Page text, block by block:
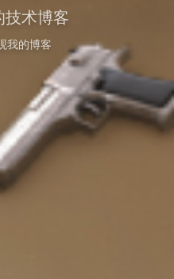
术博客
我的博客